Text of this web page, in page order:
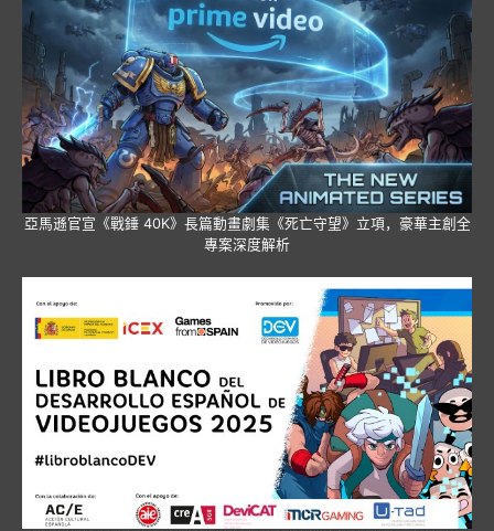
亞馬遜官宣《戰錘 40K》長篇動畫劇集《死亡守望》立項，豪華主創全
專案深度解析